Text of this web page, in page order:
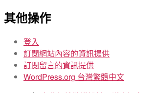
其他操作
登入
訂閱網站內容的資訊提供
訂閱留言的資訊提供
WordPress.org 台灣繁體中文